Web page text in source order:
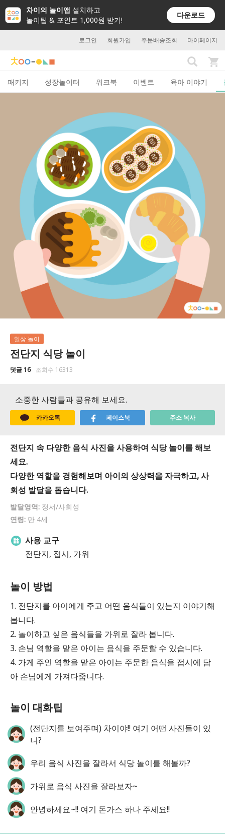
차이의 놀이앱 설치하고
놀이팁 & 포인트 1,000원 받기!
다운로드
로그인 회원가입 주문배송조회 마이페이지
패키지 성장놀이터 워크북 이벤트 육아 이야기
일상 놀이
전단지 식당 놀이
댓글 16 조회수 16313
소중한 사람들과 공유해 보세요.
카카오톡 페이스북 주소 복사
전단지 속 다양한 음식 사진을 사용하여 식당 놀이를 해보
세요.
다양한 역할을 경험해보며 아이의 상상력을 자극하고, 사
회성 발달을 돕습니다.
발달영역: 정서/사회성
연령: 만 4세
사용 교구
전단지, 접시, 가위
놀이 방법
1. 전단지를 아이에게 주고 어떤 음식들이 있는지 이야기해
봅니다.
2. 놀이하고 싶은 음식들을 가위로 잘라 봅니다.
3. 손님 역할을 맡은 아이는 음식을 주문할 수 있습니다.
4. 가게 주인 역할을 맡은 아이는 주문한 음식을 접시에 담
아 손님에게 가져다줍니다.
놀이 대화팁
(전단지를 보여주며) 차이야!! 여기 어떤 사진들이 있
니?
우리 음식 사진을 잘라서 식당 놀이를 해볼까?
가위로 음식 사진을 잘라보자~
안녕하세요~!! 여기 돈가스 하나 주세요!!